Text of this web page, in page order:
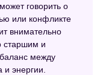
говорить о
или конфликте
внимательно
старшим и
между
энергии.